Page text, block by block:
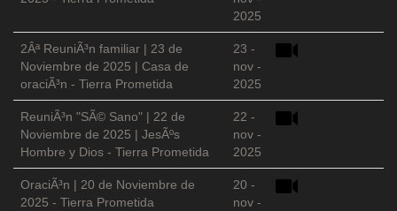
2025
2Âª ReuniÃ³n familiar | 23 de
Noviembre de 2025 | Casa de
oraciÃ³n - Tierra Prometida
23 -
nov -
2025
ReuniÃ³n "SÃ© Sano" | 22 de
Noviembre de 2025 | JesÃºs
Hombre y Dios - Tierra Prometida
22 -
nov -
2025
OraciÃ³n | 20 de Noviembre de
2025 - Tierra Prometida
20 -
nov -